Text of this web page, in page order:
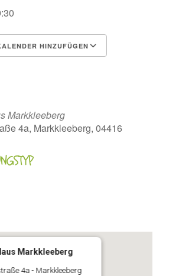
HINZUFÜGEN
Markkleeberg
4a, Markkleeberg, 04416
Markkleeberg
4a - Markkleeberg